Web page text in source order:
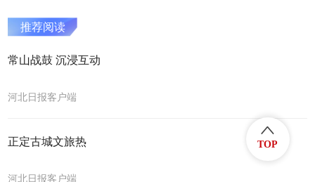
推荐阅读
常山战鼓 沉浸互动
河北日报客户端
正定古城文旅热
河北日报客户端
TOP